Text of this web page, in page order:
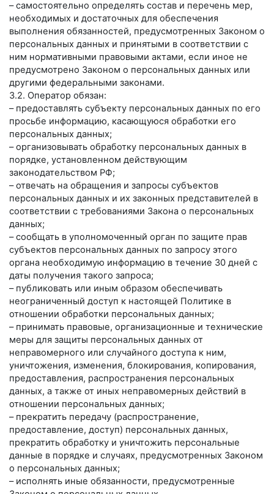
– самостоятельно определять состав и перечень мер,
необходимых и достаточных для обеспечения
выполнения обязанностей, предусмотренных Законом о
персональных данных и принятыми в соответствии с
ним нормативными правовыми актами, если иное не
предусмотрено Законом о персональных данных или
другими федеральными законами.
3.2. Оператор обязан:
– предоставлять субъекту персональных данных по его
просьбе информацию, касающуюся обработки его
персональных данных;
– организовывать обработку персональных данных в
порядке, установленном действующим
законодательством РФ;
– отвечать на обращения и запросы субъектов
персональных данных и их законных представителей в
соответствии с требованиями Закона о персональных
данных;
– сообщать в уполномоченный орган по защите прав
субъектов персональных данных по запросу этого
органа необходимую информацию в течение 30 дней с
даты получения такого запроса;
– публиковать или иным образом обеспечивать
неограниченный доступ к настоящей Политике в
отношении обработки персональных данных;
– принимать правовые, организационные и технические
меры для защиты персональных данных от
неправомерного или случайного доступа к ним,
уничтожения, изменения, блокирования, копирования,
предоставления, распространения персональных
данных, а также от иных неправомерных действий в
отношении персональных данных;
– прекратить передачу (распространение,
предоставление, доступ) персональных данных,
прекратить обработку и уничтожить персональные
данные в порядке и случаях, предусмотренных Законом
о персональных данных;
– исполнять иные обязанности, предусмотренные